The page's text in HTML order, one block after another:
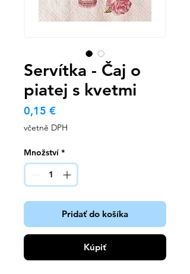
Servítka - Čaj o
piatej s kvetmi
0,15 €Cena
včetně DPH
Množství *
Pridať do košíka
Kúpiť